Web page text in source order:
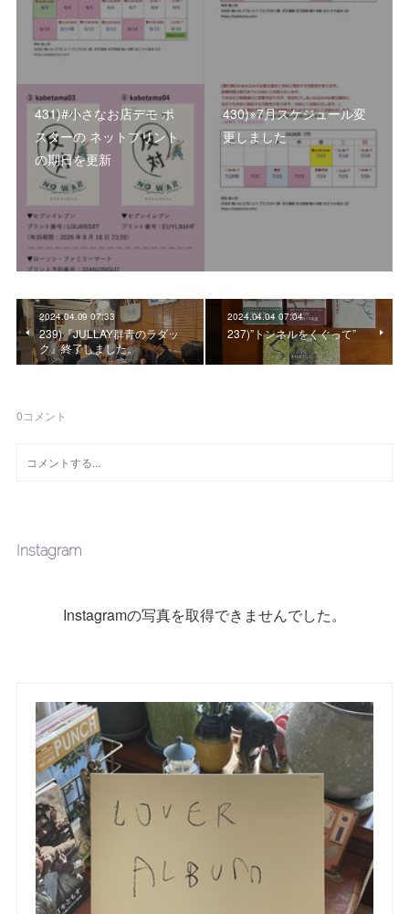
431)#小さなお店デモ ポ
スターの ネットプリント
の期日を更新
430)※7月スケジュール変
更しました
2024.04.09 07:33
239)『JULLAY群⻘のラダッ
ク』終了しました。
2024.04.04 07:04
237)”トンネルをくぐって”
0コメント
Instagram
Instagramの写真を取得できませんでした。